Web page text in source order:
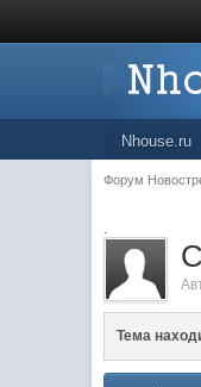
Nhouse.ru
Форум
.
Тема